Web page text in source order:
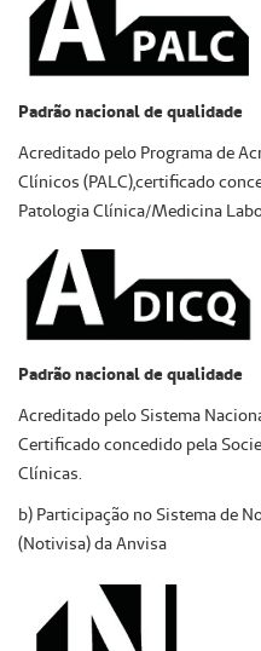
Padrão nacional de qualidade
Acreditado pelo Programa de
Clínicos (PALC),certificado
Patologia Clínica/Medicina
Padrão nacional de qualidade
Acreditado pelo Sistema
Certificado concedido pela
Clínicas.
b) Participação no Sistema de
(Notivisa) da Anvisa